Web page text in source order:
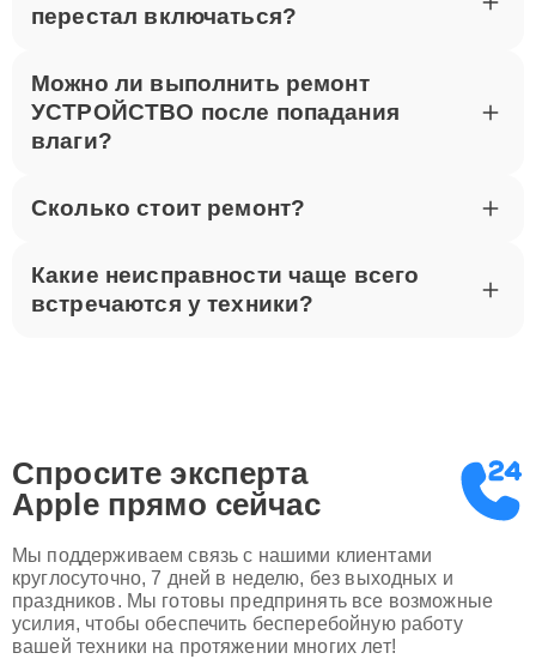
перестал включаться?
Можно ли выполнить ремонт
УСТРОЙСТВО после попадания
влаги?
Сколько стоит ремонт?
Какие неисправности чаще всего
встречаются у техники?
Спросите эксперта
Apple прямо сейчас
Мы поддерживаем связь с нашими клиентами
круглосуточно, 7 дней в неделю, без выходных и
праздников. Мы готовы предпринять все возможные
усилия, чтобы обеспечить бесперебойную работу
вашей техники на протяжении многих лет!